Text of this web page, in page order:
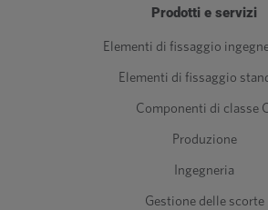
Prodotti e servizi
Elementi di fissaggio
Elementi di fissaggio
Componenti di classe
Produzione
Ingegneria
Gestione delle scorte